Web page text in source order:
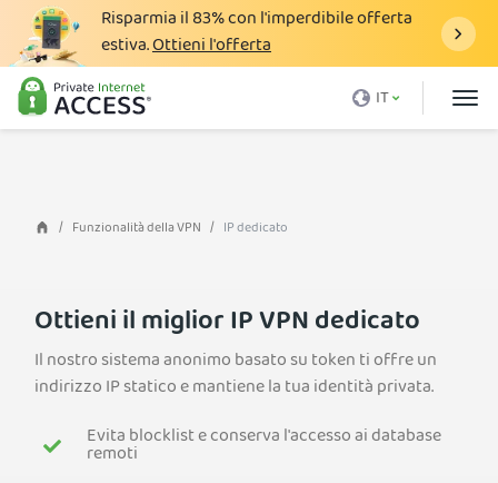
Risparmia il83%con l'imperdibile offerta
estiva.Ottieni l'offerta
IT
Cos'è una VPN
Perché PIA
Vantaggi VPN
Server VPN
Blog
Assistenza
Accedi
Funzionalità della VPN IP dedicato
Ottieni il miglior IP VPN dedicato
Il nostro sistema anonimo basato su token ti offre un
indirizzo IP statico e mantiene la tua identità privata.
Evita blocklist e conserva l'accesso ai database
remoti